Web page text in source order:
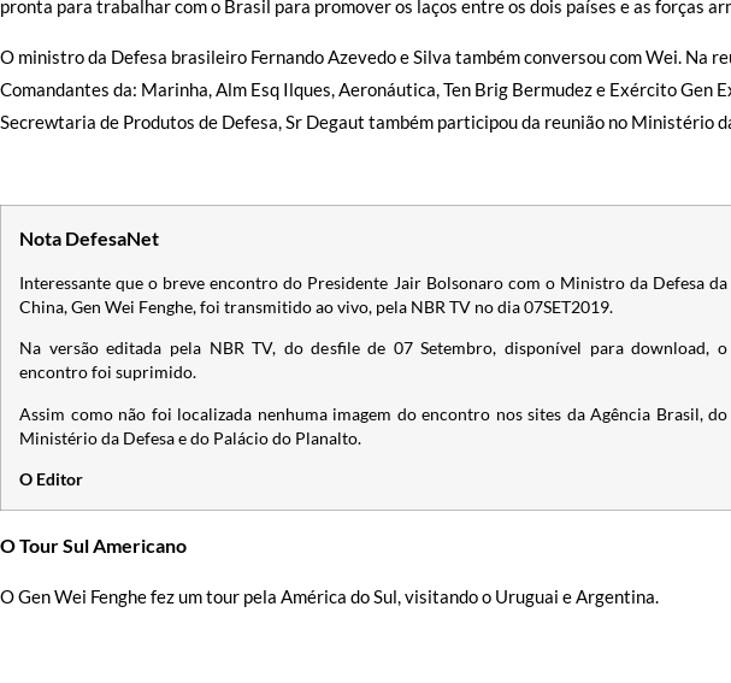
pronta para trabalhar com o Brasil para promover os laços entre os dois países e as forças
O ministro da Defesa brasileiro Fernando Azevedo e Silva também conversou com Wei. Na
Comandantes da: Marinha, Alm Esq Ilques, Aeronáutica, Ten Brig Bermudez e Exército Gen
Secrewtaria de Produtos de Defesa, Sr Degaut também participou da reunião no Ministério
Nota DefesaNet
Interessante que o breve encontro do Presidente Jair Bolsonaro com o Ministro da Defesa da
China, Gen Wei Fenghe, foi transmitido ao vivo, pela NBR TV no dia 07SET2019.
Na versão editada pela NBR TV, do desfile de 07 Setembro, disponível para download, o
encontro foi suprimido.
Assim como não foi localizada nenhuma imagem do encontro nos sites da Agência Brasil, do
Ministério da Defesa e do Palácio do Planalto.
O Editor
O Tour Sul Americano
O Gen Wei Fenghe fez um tour pela América do Sul, visitando o Uruguai e Argentina.